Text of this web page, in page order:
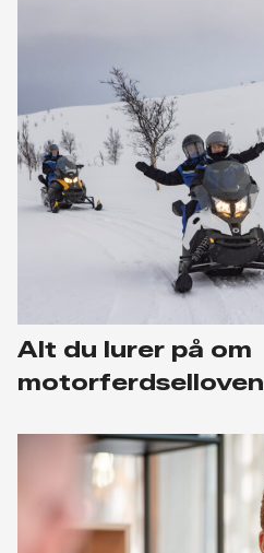
Alt du lurer på om
motorferdselloven